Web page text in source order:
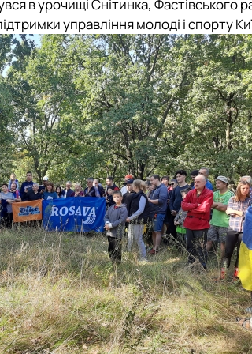
в урочищі Снітинка, Фастівського
управління молоді і спорту